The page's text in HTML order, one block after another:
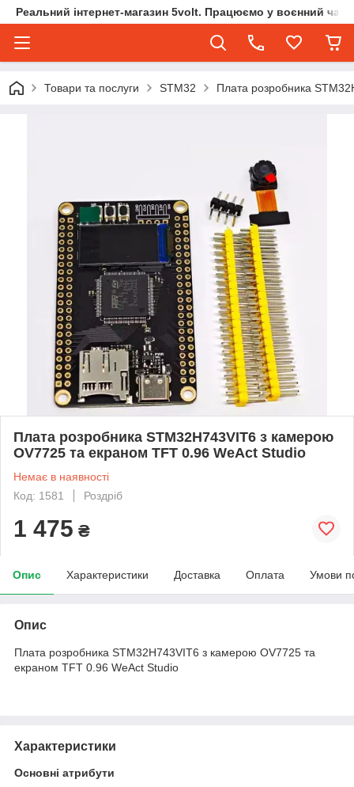
Реальний інтернет-магазин 5volt. Працюємо у воєнний
Товари та послуги STM32 Плата розробника
Плата розробника STM32H743VIT6 з камерою
OV7725 та екраном TFT 0.96 WeAct Studio
Немає в наявності
Код: 1581
Роздріб
1 475 ₴
Опис Характеристики Доставка Оплата Умови
Опис
Плата розробника STM32H743VIT6 з камерою OV7725 та
екраном TFT 0.96 WeAct Studio
Характеристики
Основні атрибути